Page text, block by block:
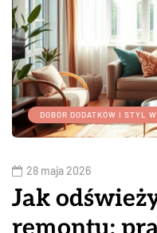
DOBÓR DODATKÓW I STYL
28 maja 2026
Jak